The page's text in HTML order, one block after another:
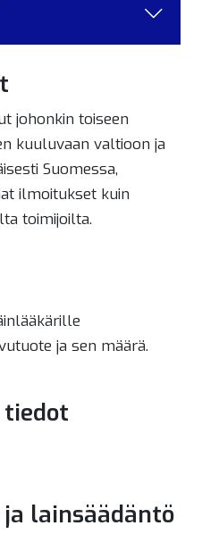
johonkin toiseen
kuuluvaan valtioon ja
Suomessa,
ilmoitukset kuin
toimijoilta.
ja sen määrä.
lainsäädäntö